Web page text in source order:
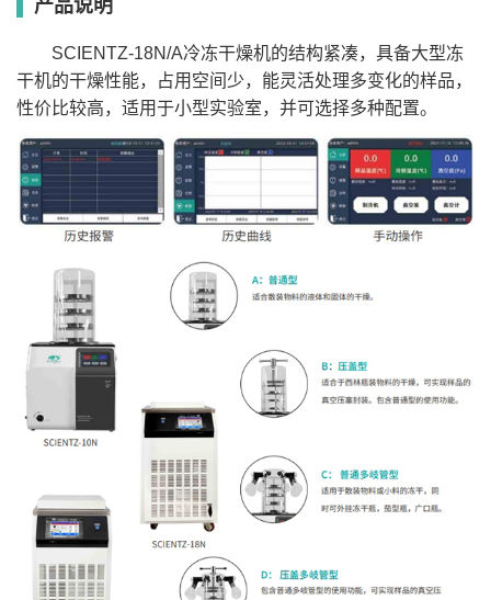
产品说明
SCIENTZ-18N/A冷冻干燥机的结构紧凑，具备大型冻
干机的干燥性能，占用空间少，能灵活处理多变化的样品，
性价比较高，适用于小型实验室，并可选择多种配置。
型
型
歧管
歧管
型
型
歧管
歧管
冻干面积(㎡)
0.12 0.08 0.12 0.08 0.12 0.08 0.12
捕水容量(kg/
批）
3 3 3 4 4 4
西林瓶
装瓶量 Φ16mm480 285 480 285 480 285 480
285
Φ22mm260 165 260 165 260 165 260
165
茄形瓶数量
/ / 8 / 8
8
安瓿瓶接口
（只）
/ / / /
/
盘装溶液(L)
1.5 1 1.5
Φ180Φ200
物料盘间距
70 70 70 70 70
物料盘数量(个)
4
冷阱尺寸(mm)
冷阱最低温度
(℃)
≤-56（空载）
≤-56（空载）
≤-80（空载）
≤-80（空载）
极限真空度(Pa)
≤5（空载）
KW(220V50Hz)
1.4
环境温度(℃)
≤25
整机外形尺寸
(mm)
610(L)×482(W)×455(H)+440
-80℃整机外形
尺寸(mm)
800(L)×525(W)×755(H)+440